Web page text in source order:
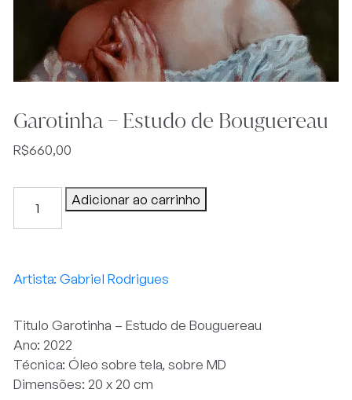
Garotinha – Estudo de Bouguereau
R$660,00
Bouguereau
Adicionar ao carrinho
Gabriel Rodrigues
Titulo Garotinha – Estudo de Bouguereau
Ano: 2022
Técnica: Óleo sobre tela, sobre MD
Dimensões: 20 x 20 cm